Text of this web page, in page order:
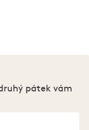
pátek vám